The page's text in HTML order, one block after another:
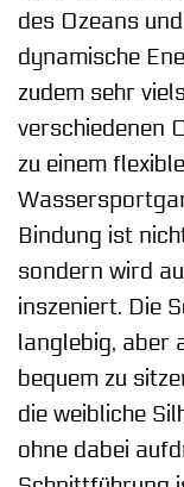
des Ozeans
dynamische
zudem sehr
verschiedenen
zu einem
Bindung ist
sondern wird
inszeniert. Die
langlebig, aber
bequem zu
die weibliche
ohne dabei